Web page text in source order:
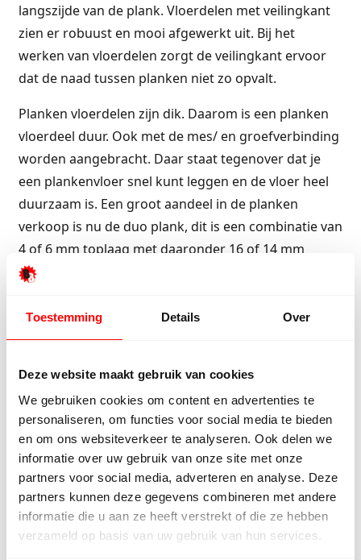
Toestemming Details Over
Deze website maakt gebruik van cookies
We gebruiken cookies om content en advertenties te
personaliseren, om functies voor social media te bieden
en om ons websiteverkeer te analyseren. Ook delen we
informatie over uw gebruik van onze site met onze
partners voor social media, adverteren en analyse. Deze
partners kunnen deze gegevens combineren met andere
informatie die u aan ze heeft verstrekt of die ze hebben
verzameld op basis van uw gebruik van hun services.
langszijde van de plank. Vloerdelen met veilingkant
zien er robuust en mooi afgewerkt uit. Bij het
werken van vloerdelen zorgt de veilingkant ervoor
dat de naad tussen planken niet zo opvalt.
Planken vloerdelen zijn dik. Daarom is een planken
vloerdeel duur. Ook met de mes/ en groefverbinding
worden aangebracht. Daar staat tegenover dat je
een plankenvloer snel kunt leggen en de vloer heel
duurzaam is. Een groot aandeel in de planken
verkoop is nu de duo plank, dit is een combinatie van
4 of 6 mm toplaag met daaronder 16 of 14 mm
berken triplex. Bij aanvraag zijn er ook andere
merantitriplex, maar berken triplex is in de praktijk
gebleken is wel de beste en rustigste drager.
Door deze combinatie plank is het ook makkelijker
geworden om de planken breder te maken en toch
stabiel te houden. Ondanks dat er bij het maken van
de duo plank minder hard hout wordt gebruikt zijn
de productie kosten nog zo hoog dat er weinig prijs
verschil zit tussen de massieve plank en de
duoplank.